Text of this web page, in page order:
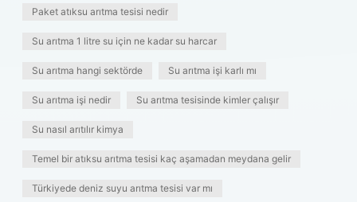
Paket atıksu arıtma tesisi nedir
Su arıtma 1 litre su için ne kadar su harcar
Su arıtma hangi sektörde Su arıtma işi karlı mı
Su arıtma işi nedir Su arıtma tesisinde kimler çalışır
Su nasıl arıtılır kimya
Temel bir atıksu arıtma tesisi kaç aşamadan meydana gelir
Türkiyede deniz suyu arıtma tesisi var mı